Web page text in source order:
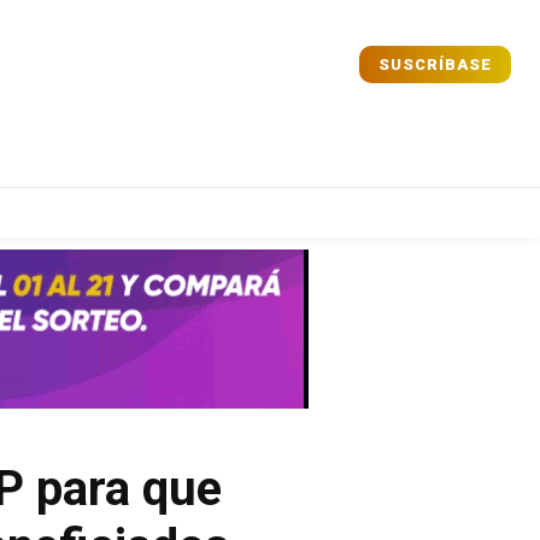
Comparta
Comparta
SUSCRÍBASE
para que